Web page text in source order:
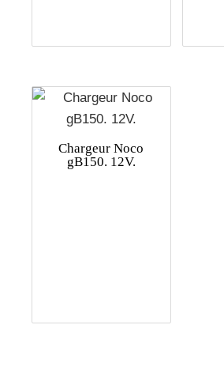
Chargeur Noco
gB150. 12V.